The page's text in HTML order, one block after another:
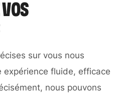
sur vous nous
fluide, efficace
nous pouvons